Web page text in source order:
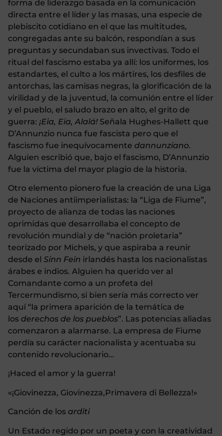
forma de liderazgo basada en la comunicación
directa entre el líder y las masas, una especie de
plebiscito cotidiano en el que las multitudes,
congregadas ante su balcón, respondían a sus
preguntas y secundaban sus invectivas. Todo el
ritual del fascismo estaba ya allí: los uniformes, los
estandartes, el culto a los mártires, los desfiles de
antorchas, las camisas negras, la glorificación de la
virilidad y de la juventud, la comunión entre el líder
y el pueblo, el saludo brazo en alto, el grito de
guerra: ¡Eia, Eia, Alalá! Señala Hughes-Hallett que
D’Annunzio nunca fue fascista pero que el
fascismo fue inequívocamente dannunziano.
Alguien escribió que, bajo el fascismo, D’Annunzio
fue la víctima del mayor plagio de la historia.
Otro elemento pionero fue la creación de una Liga
de Naciones antiimperialistas: la “Liga de Fiume”,
proyecto de alianza de todas las naciones
oprimidas que desarrollaba el concepto de
revolución mundial y de “nación proletaria”
teorizado por Michels, y que aspiraba a reunir
desde el Sinn Fein irlandés hasta los nacionalistas
árabes e indios. Alguien ha querido ver al
Comandante como a un profeta del
Tercermundismo, si bien sería más correcto ver
aquí “la primera aparición de la temática de
los derechos de los pueblos”. Las potencias aliadas
comenzaron a alarmarse. La empresa de Fiume
perdía su carácter nacionalista y acentuaba su
contenido revolucionario…
¡Haced el amor y la guerra!
«¡Giovinezza, Giovinezza,Primavera di Bellezza!»
Canción de los arditi
Un Estado regido por un poeta y con la creatividad